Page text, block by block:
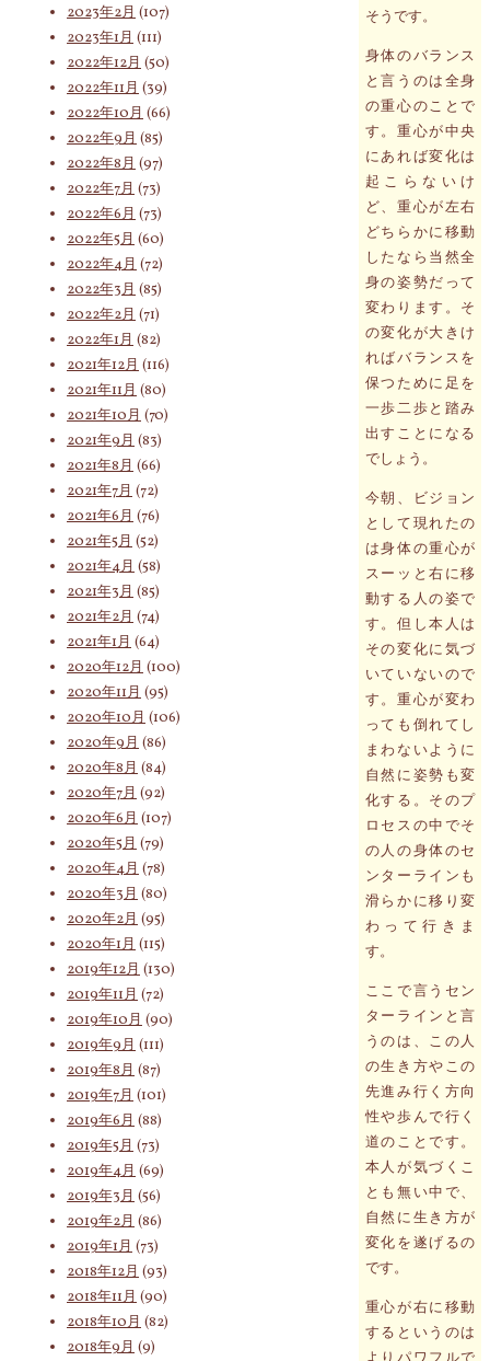
象:
そうです。
身体のバランス
と言うのは全身
の重心のことで
す。重心が中央
にあれば変化は
起こらないけ
ど、重心が左右
どちらかに移動
したなら当然全
身の姿勢だって
変わります。そ
の変化が大きけ
ればバランスを
保つために足を
一歩二歩と踏み
出すことになる
でしょう。
今朝、ビジョン
として現れたの
は身体の重心が
スーッと右に移
動する人の姿で
す。但し本人は
その変化に気づ
いていないので
す。重心が変わ
っても倒れてし
まわないように
自然に姿勢も変
化する。そのプ
ロセスの中でそ
の人の身体のセ
ンターラインも
滑らかに移り変
わって行きま
す。
ここで言うセン
ターラインと言
うのは、この人
の生き方やこの
先進み行く方向
性や歩んで行く
道のことです。
本人が気づくこ
とも無い中で、
自然に生き方が
変化を遂げるの
です。
重心が右に移動
するというのは
よりパワフルで
2023年2月 (107)
2023年1月 (111)
2022年12月 (50)
2022年11月 (39)
2022年10月 (66)
2022年9月 (85)
2022年8月 (97)
2022年7月 (73)
2022年6月 (73)
2022年5月 (60)
2022年4月 (72)
2022年3月 (85)
2022年2月 (71)
2022年1月 (82)
2021年12月 (116)
2021年11月 (80)
2021年10月 (70)
2021年9月 (83)
2021年8月 (66)
2021年7月 (72)
2021年6月 (76)
2021年5月 (52)
2021年4月 (58)
2021年3月 (85)
2021年2月 (74)
2021年1月 (64)
2020年12月 (100)
2020年11月 (95)
2020年10月 (106)
2020年9月 (86)
2020年8月 (84)
2020年7月 (92)
2020年6月 (107)
2020年5月 (79)
2020年4月 (78)
2020年3月 (80)
2020年2月 (95)
2020年1月 (115)
2019年12月 (130)
2019年11月 (72)
2019年10月 (90)
2019年9月 (111)
2019年8月 (87)
2019年7月 (101)
2019年6月 (88)
2019年5月 (73)
2019年4月 (69)
2019年3月 (56)
2019年2月 (86)
2019年1月 (73)
2018年12月 (93)
2018年11月 (90)
2018年10月 (82)
2018年9月 (9)